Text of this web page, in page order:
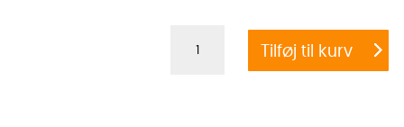
Tilføj til kurv